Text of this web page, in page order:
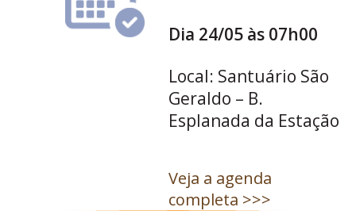
Dia 24/05 às 07h00
Local: Santuário São
Geraldo – B.
Esplanada da Estação
Veja a agenda
completa >>>